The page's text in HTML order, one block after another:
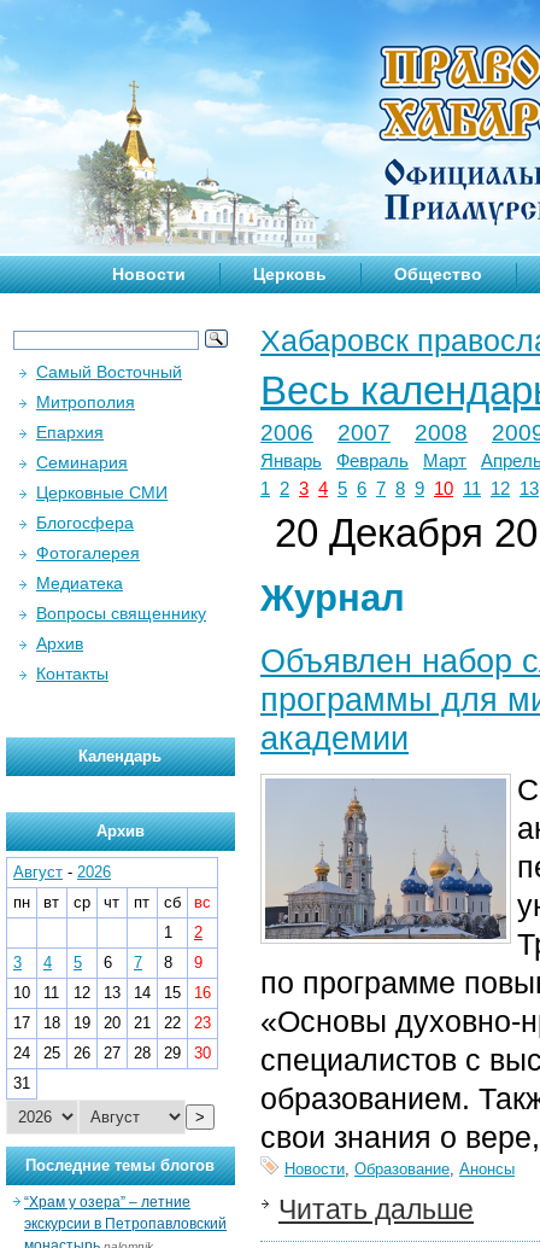
Новости Церковь Общество
Хабаровск
Весь
2006 2007 2008
Январь Февраль Март
1
2 3 4 5 6 7 8 9 10 11 12 13
20 Декабря
Журнал
Объявлен набор
программы для
академии
по программе
«Основы духовно-
специалистов с
образованием.
свои знания о
Новости, Образование, Анонсы
Читать дальше
Самый Восточный
Митрополия
Епархия
Семинария
Церковные СМИ
Блогосфера
Фотогалерея
Медиатека
Вопросы священнику
Архив
Контакты
Календарь
Архив
Август - 2026
пн
вт ср чт пт сб
вс
1
2
3
4 5 6 7 8
9
10
11 12 13 14 15
16
17
18 19 20 21 22
23
24
25 26 27 28 29
30
31
>
Последние темы блогов
“Храм у озера” – летние
экскурсии в Петропавловский